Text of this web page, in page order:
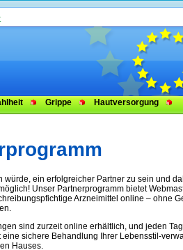
Grippe
Hautversorgung
würde, ein erfolgreicher Partner zu sein und
Unser Partnerprogramm bietet
Arzneimittel online – ohne
sind zurzeit online erhältlich, und jeden
sichere Behandlung Ihrer Lebensstil-
Hauses.